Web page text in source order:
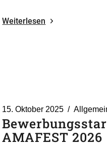
Weiterlesen
15. Oktober 2025
AMAFEST 2026